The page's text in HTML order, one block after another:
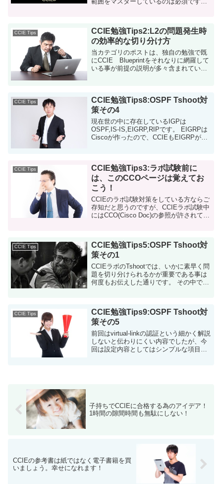
す。 ...
CCIE Tips
CCIE勉強Tips2:L2の問題発生時
の効率的な切り分け方
当カテゴリのポストは、独自の勉強で既
にCCIE Blueprintをそれなりに網羅して
いる事が前提の説明が多々含まれていま
CCIE Tips
CCIE勉強Tips8:OSPF Tshoot対
策その4
現在世の中に存在しているIGPは
OSPF,IS-IS,EIGRP,RIPです。 EIGRPは
Ciscoが作ったので、CCIEもEIGRPがメ
CCIE Tips
CCIE勉強Tips3:ラボ試験前に
は、このCCOページは覚えてお
こう！
CCIEのラボ試験対策をしている方ならご
存知だと思うのですが、CCIEラボ試験中
にはCCO(Cisco Doc)の参照が許されてい
CCIE Tips
CCIE勉強Tips5:OSPF Tshoot対
策その1
CCIEラボのTshootでは、いかに素早く問
題を切り分けられるかが重要である事は
何度もお伝えした通りです。 その中でも
CCIE Tips
CCIE勉強Tips9:OSPF Tshoot対
策その5
前回はvirtual-linkの認証という細かく解説
しないと伝わりにくい内容でしたが、今
回は設定内容としてはシンプルな項目を
子持ちでCCIEに合格する為のアイデア！
1時間の隙間時間も無駄にしない！
CCIEの参考書は紙ではなく電子書籍を買
いましょう。幸せになれます！